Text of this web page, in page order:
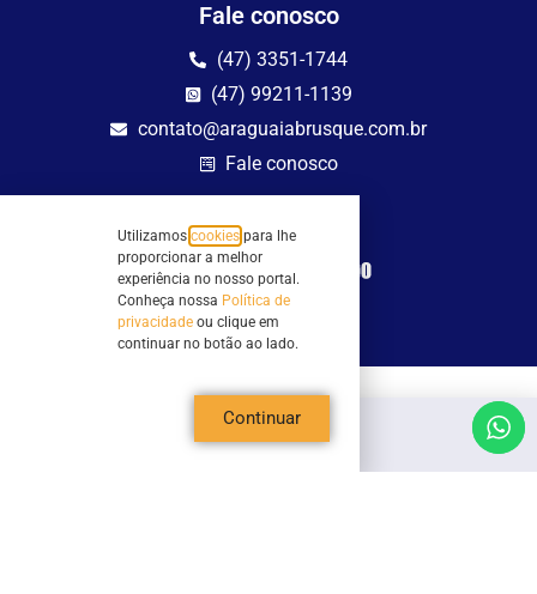
Fale conosco
(47) 3351-1744
(47) 99211-1139
contato@araguaiabrusque.com.br
Fale conosco
Site seguro
Todos os direitos reservados - Sociedade Rádio Araguaia de Brusque Ltda -
CNPJ 82.983.230/0001-82
Mathilde Hoffmann, 66 - Centro II, Brusque, SC - 88353-120 - Centro Comercial
Utilizamos cookies para lhe
proporcionar a melhor
experiência no nosso portal.
Conheça nossa Política de
privacidade ou clique em
continuar no botão ao lado.
Continuar